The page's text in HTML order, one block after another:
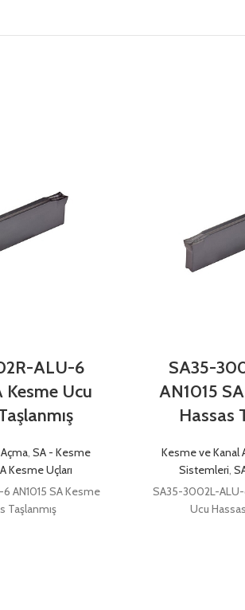
ALU-6
Kesme Ucu
, SA - Kesme
Kesme Uçları
AN1015 SA Kesme
Taşlanmış
SA35-
AN1015
Hassas
Kesme ve Kanal
Sistemleri,
SA35-3002L-ALU-
Ucu